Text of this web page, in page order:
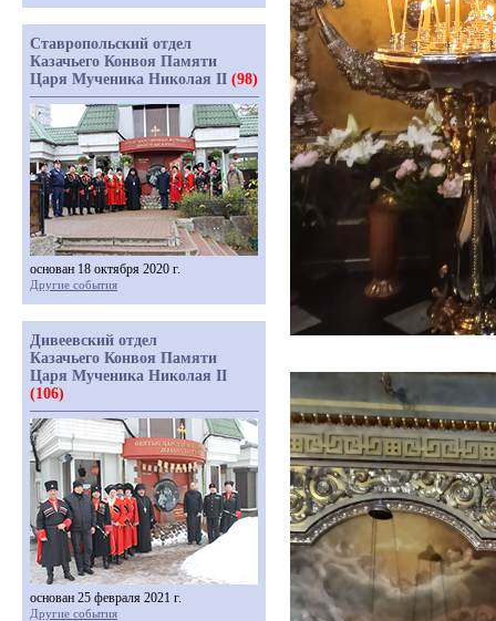
Ставропольский отдел
Казачьего Конвоя Памяти
Царя Мученика Николая II (98)
основан 18 октября 2020 г.
Другие события
Дивеевский отдел
Казачьего Конвоя Памяти
Царя Мученика Николая II
(106)
основан 25 февраля 2021 г.
Другие события